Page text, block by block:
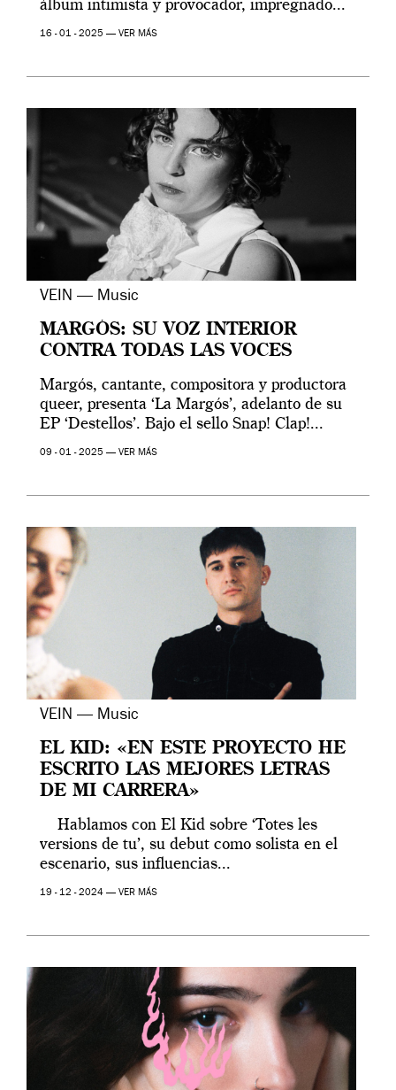
álbum intimista y provocador, impregnado...
16 - 01 - 2025 — VER MÁS
VEIN — Music
MARGÓS: SU VOZ INTERIOR
CONTRA TODAS LAS VOCES
Margós, cantante, compositora y productora
queer, presenta ‘La Margós’, adelanto de su
EP ‘Destellos’. Bajo el sello Snap! Clap!...
09 - 01 - 2025 — VER MÁS
VEIN — Music
EL KID: «EN ESTE PROYECTO HE
ESCRITO LAS MEJORES LETRAS
DE MI CARRERA»
Hablamos con El Kid sobre ‘Totes les
versions de tu’, su debut como solista en el
escenario, sus influencias...
19 - 12 - 2024 — VER MÁS